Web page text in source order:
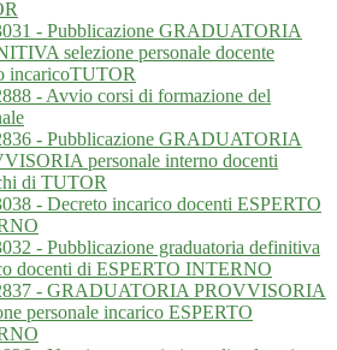
- Pubblicazione GRADUATORIA
selezione personale docente
incaricoTUTOR
- Avvio corsi di formazione del
- Pubblicazione GRADUATORIA
personale interno docenti
di TUTOR
- Decreto incarico docenti ESPERTO
- Pubblicazione graduatoria definitiva
docenti di ESPERTO INTERNO
- GRADUATORIA PROVVISORIA
personale incarico ESPERTO